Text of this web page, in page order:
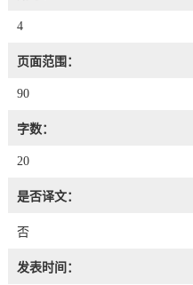
4
页面范围：
90
字数：
20
是否译文：
否
发表时间：